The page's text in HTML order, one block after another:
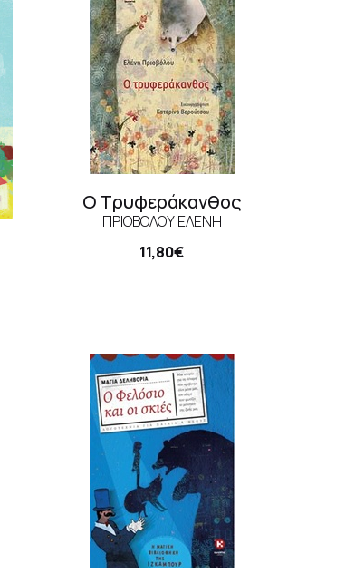
Ο Τρυφεράκανθος
ΠΡΙΟΒΌΛΟΥ ΕΛΈΝΗ
11,80€